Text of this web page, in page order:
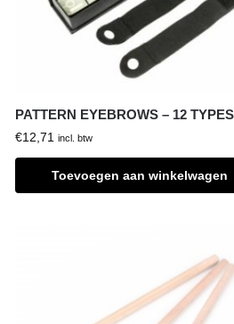
PATTERN EYEBROWS – 12 TYPES
€12,71 incl. btw
Toevoegen aan winkelwagen